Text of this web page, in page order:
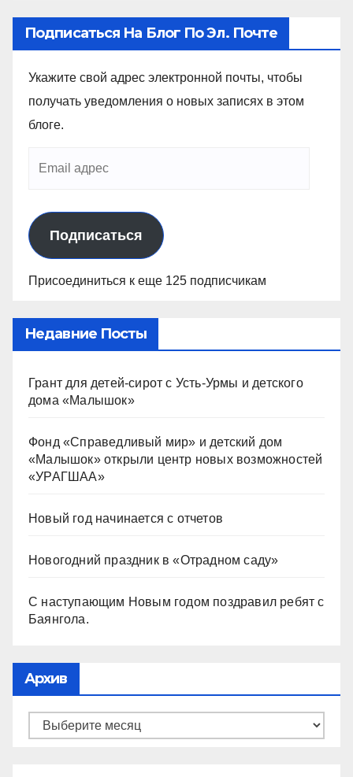
Подписаться На Блог По Эл. Почте
Укажите свой адрес электронной почты, чтобы
получать уведомления о новых записях в этом
блоге.
Подписаться
Присоединиться к еще 125 подписчикам
Недавние Посты
Грант для детей-сирот с Усть-Урмы и детского
дома «Малышок»
Фонд «Справедливый мир» и детский дом
«Малышок» открыли центр новых возможностей
«УРАГШАА»
Новый год начинается с отчетов
Новогодний праздник в «Отрадном саду»
С наступающим Новым годом поздравил ребят с
Баянгола.
Архив